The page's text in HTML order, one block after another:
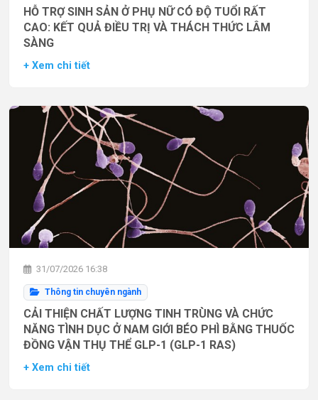
HỖ TRỢ SINH SẢN Ở PHỤ NỮ CÓ ĐỘ TUỔI RẤT
CAO: KẾT QUẢ ĐIỀU TRỊ VÀ THÁCH THỨC LÂM
SÀNG
+ Xem chi tiết
31/07/2026 16:38
Thông tin chuyên ngành
CẢI THIỆN CHẤT LƯỢNG TINH TRÙNG VÀ CHỨC
NĂNG TÌNH DỤC Ở NAM GIỚI BÉO PHÌ BẰNG THUỐC
ĐỒNG VẬN THỤ THỂ GLP-1 (GLP-1 RAS)
+ Xem chi tiết